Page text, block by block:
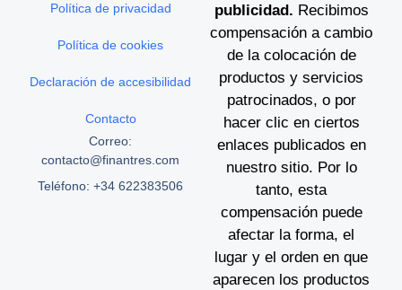
publicidad. Recibimos
compensación a cambio
de la colocación de
productos y servicios
patrocinados, o por
hacer clic en ciertos
enlaces publicados en
nuestro sitio. Por lo
tanto, esta
compensación puede
afectar la forma, el
lugar y el orden en que
aparecen los productos
Política de privacidad
Política de cookies
Declaración de accesibilidad
Contacto
Correo:
contacto@finantres.com
Teléfono: +34 622383506